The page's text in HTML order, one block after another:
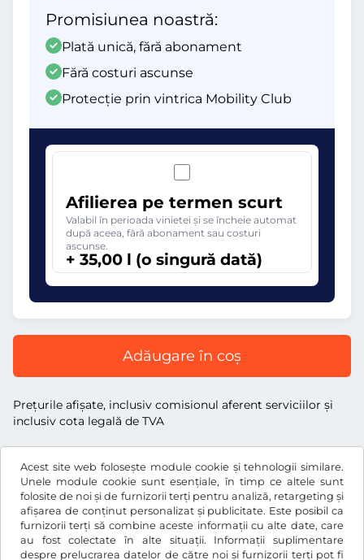
Acest site web folosește module cookie și tehnologii similare.
Unele module cookie sunt esențiale, în timp ce altele sunt
folosite de noi și de furnizorii terți pentru analiză, retargeting și
afișarea de conținut personalizat și publicitate. Este posibil ca
furnizorii terți să combine aceste informații cu alte date, care
au fost colectate în alte situații. Informații suplimentare
despre prelucrarea datelor de către noi și furnizorii terți pot fi
Promisiunea noastră:
Plată unică, fără abonament
Fără costuri ascunse
Protecție prin vintrica Mobility Club
Afilierea pe termen scurt
Valabil în perioada vinietei și se încheie automat
după aceea, fără abonament sau costuri
ascunse.
+ 35,00 l (o singură dată)
Adăugare în coș
Preţurile afişate, inclusiv comisionul aferent serviciilor și
inclusiv cota legală de TVA
RON
Facebook Instagram